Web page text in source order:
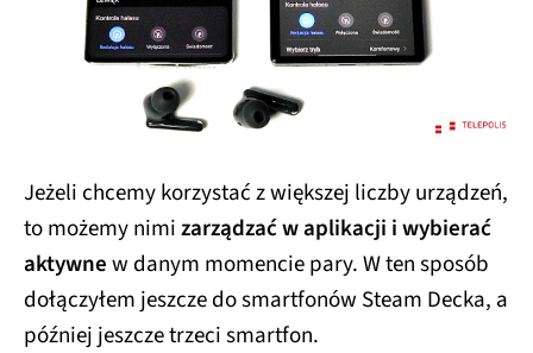
Jeżeli chcemy korzystać z większej liczby urządzeń,
to możemy nimizarządzać w aplikacji i wybierać
aktywnew danym momencie pary. W ten sposób
dołączyłem jeszcze do smartfonów Steam Decka, a
później jeszcze trzeci smartfon.